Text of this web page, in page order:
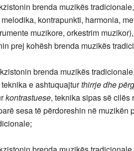
brenda muzikës
kontrapunkti, harmonia,
muzikore, orkestrim
prej kohësh brenda muzikës
brenda muzikës
e ashtuquajturthirrje dhe
kontrastuese, teknika sipas së cilës
sesa të përdoreshin në muzikën